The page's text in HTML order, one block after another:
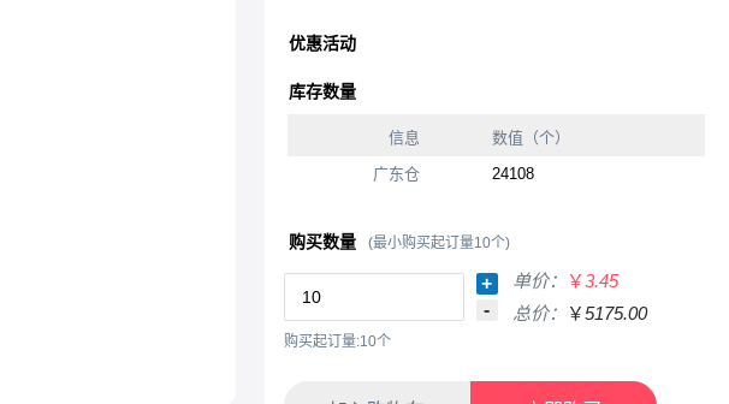
优惠活动
库存数量
信息
数值（个）
广东仓
24108
购买数量 (最小购买起订量10个)
+
-
单价： ￥3.45
总价：
￥5175.00
购买起订量:10个